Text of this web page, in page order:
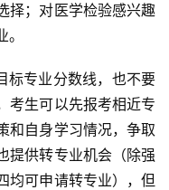
择；对医学检验感兴趣
标专业分数线，也不要
考生可以先报考相近专
和自身学习情况，争取
提供转专业机会（除强
均可申请转专业），但